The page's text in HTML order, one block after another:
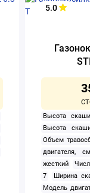
5.0
Высота
Высота
Объем
двигателя,
жесткий
7
Ширина
Модель